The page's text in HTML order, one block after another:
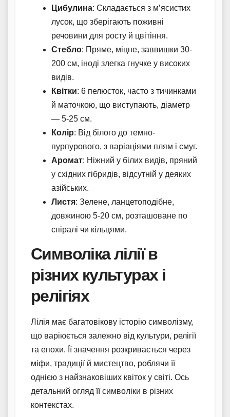
Цибулина: Складається з м’ясистих
лусок, що зберігають поживні
речовини для росту й цвітіння.
Стебло: Пряме, міцне, заввишки 30-
200 см, іноді злегка гнучке у високих
видів.
Квітки: 6 пелюсток, часто з тичинками
й маточкою, що виступають, діаметр
— 5-25 см.
Колір: Від білого до темно-
пурпурового, з варіаціями плям і смуг.
Аромат: Ніжний у білих видів, пряний
у східних гібридів, відсутній у деяких
азійських.
Листя: Зелене, ланцетоподібне,
довжиною 5-20 см, розташоване по
спіралі чи кільцями.
Символіка лілії в
різних культурах і
релігіях
Лілія має багатовікову історію символізму,
що варіюється залежно від культури, релігії
та епохи. Її значення розкривається через
міфи, традиції й мистецтво, роблячи її
однією з найзнаковіших квіток у світі. Ось
детальний огляд її символіки в різних
контекстах.